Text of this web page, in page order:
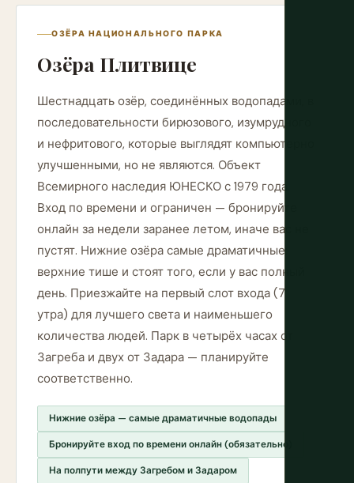
ОЗЁРА НАЦИОНАЛЬНОГО ПАРКА
Озёра Плитвице
Шестнадцать озёр, соединённых водопадами, в
последовательности бирюзового, изумрудного
и нефритового, которые выглядят компьютерно
улучшенными, но не являются. Объект
Всемирного наследия ЮНЕСКО с 1979 года.
Вход по времени и ограничен — бронируйте
онлайн за недели заранее летом, иначе вас не
пустят. Нижние озёра самые драматичные;
верхние тише и стоят того, если у вас полный
день. Приезжайте на первый слот входа (7
утра) для лучшего света и наименьшего
количества людей. Парк в четырёх часах от
Загреба и двух от Задара — планируйте
соответственно.
Нижние озёра — самые драматичные водопады
Бронируйте вход по времени онлайн (обязательно)
На полпути между Загребом и Задаром